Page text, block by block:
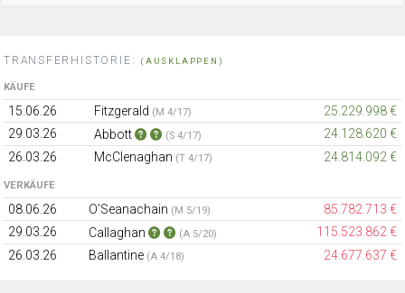
TRANSFERHISTORIE: (AUSKLAPPEN)
KÄUFE
15.06.26 Fitzgerald (M 4/17)
25.229.998 €
29.03.26
Abbott (S 4/17)
24.128.620 €
26.03.26
McClenaghan (T 4/17) 24.814.092 €
VERKÄUFE
08.06.26 O’Seanachain (M 5/19)
85.782.713 €
29.03.26
Callaghan (A 5/20)
115.523.862 €
26.03.26
Ballantine (A 4/18) 24.677.637 €